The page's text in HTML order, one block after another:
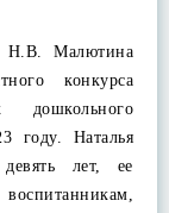
Н.В. Малютина
конкурса
дошкольного
году. Наталья
девять лет, ее